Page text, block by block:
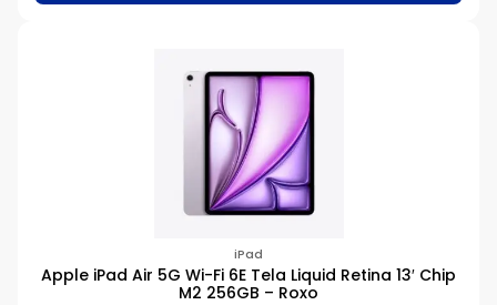
iPad
Apple iPad Air 5G Wi-Fi 6E Tela Liquid Retina 13′ Chip
M2 256GB – Roxo